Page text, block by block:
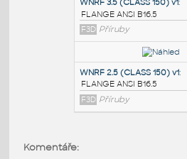
F3D Příruby
WNRF 5 (CLASS
FLANGE ANSI B16.5
F3D Příruby
Komentáře: